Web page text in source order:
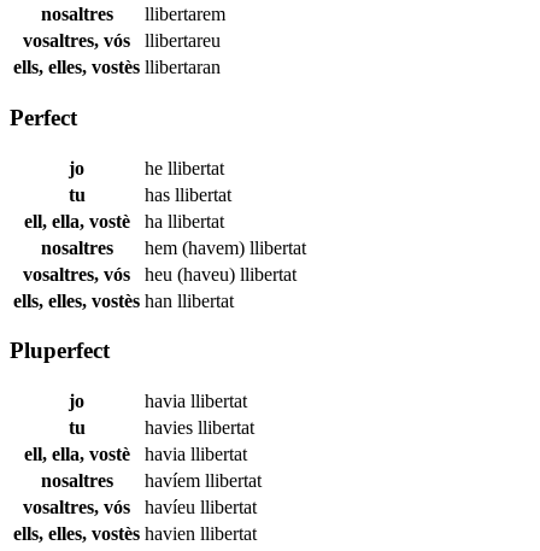
nosaltres
llibertarem
vosaltres, vós
llibertareu
ells, elles, vostès llibertaran
Perfect
jo he llibertat
tu
has llibertat
ell, ella, vostè
ha llibertat
nosaltres
hem (havem) llibertat
vosaltres, vós
heu (haveu) llibertat
ells, elles, vostès han llibertat
Pluperfect
jo havia llibertat
tu
havies llibertat
ell, ella, vostè
havia llibertat
nosaltres
havíem llibertat
vosaltres, vós
havíeu llibertat
ells, elles, vostès havien llibertat